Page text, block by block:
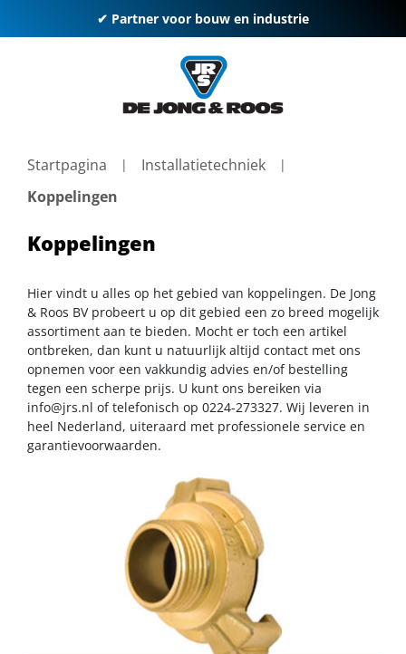
✔ Partner voor bouw en industrie
Startpagina
Installatietechniek
Koppelingen
Koppelingen
Hier vindt u alles op het gebied van koppelingen. De Jong
& Roos BV probeert u op dit gebied een zo breed mogelijk
assortiment aan te bieden. Mocht er toch een artikel
ontbreken, dan kunt u natuurlijk altijd contact met ons
opnemen voor een vakkundig advies en/of bestelling
tegen een scherpe prijs. U kunt ons bereiken via
info@jrs.nl of telefonisch op 0224-273327. Wij leveren in
heel Nederland, uiteraard met professionele service en
garantievoorwaarden.